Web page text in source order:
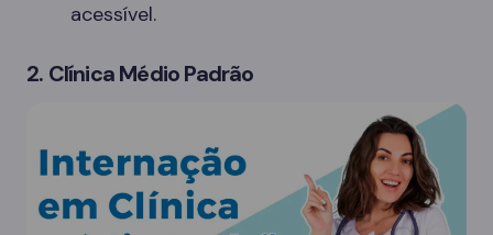
acessível.
2. Clínica Médio Padrão